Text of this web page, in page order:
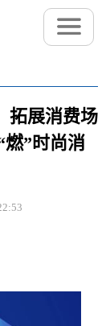
拓展消费场
”时尚消